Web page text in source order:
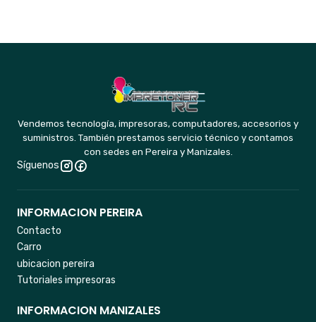
Vendemos tecnología, impresoras, computadores, accesorios y
suministros. También prestamos servicio técnico y contamos
con sedes en Pereira y Manizales.
Síguenos
INFORMACION PEREIRA
Contacto
Carro
ubicacion pereira
Tutoriales impresoras
INFORMACION MANIZALES